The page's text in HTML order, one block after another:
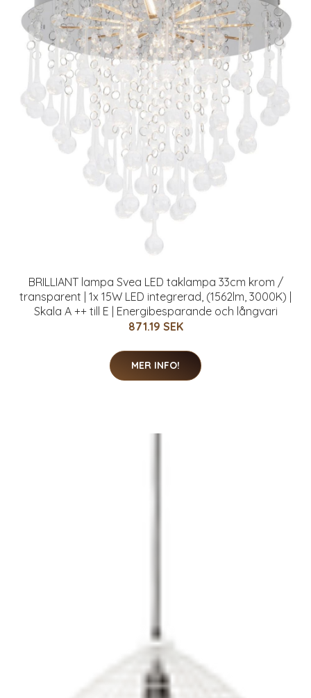
BRILLIANT lampa Svea LED taklampa 33cm krom /
transparent | 1x 15W LED integrerad, (1562lm, 3000K) |
Skala A ++ till E | Energibesparande och långvari
871.19 SEK
MER INFO!